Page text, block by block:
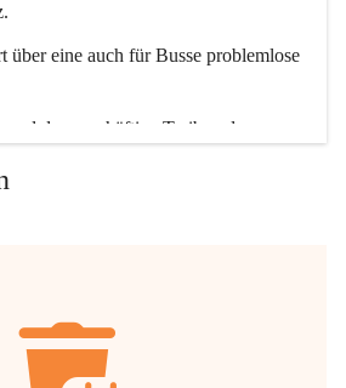
über eine auch für Busse problemlose
das geschäftige Treiben der